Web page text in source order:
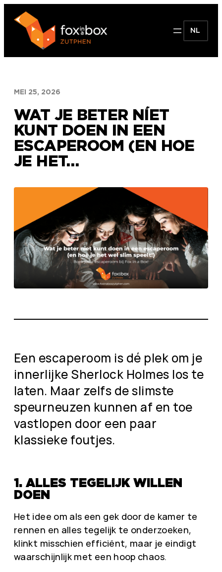
naar
NL
MEI 25, 2026
WAT JE BETER NÍET
KUNT DOEN IN EEN
ESCAPEROOM (EN HOE
JE HET…
Een escaperoom is dé plek om je
innerlijke Sherlock Holmes los te
laten. Maar zelfs de slimste
speurneuzen kunnen af en toe
vastlopen door een paar
klassieke foutjes.
1. ALLES TEGELIJK WILLEN
DOEN
Het idee om als een gek door de kamer te
rennen en alles tegelijk te onderzoeken,
klinkt misschien efficiënt, maar je eindigt
waarschijnlijk met een hoop chaos.